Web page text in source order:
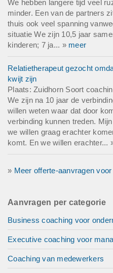
We hebben langere tijd veel
minder. Een van de partners
thuis ook veel spanning
situatie We zijn 10,5 jaar
kinderen; 7 ja... » meer
Relatietherapeut gezocht
kwijt zijn
Plaats: Zuidhorn Soort
We zijn na 10 jaar de
willen weten waar dat door
verbinding kunnen treden.
we willen graag erachter
komt. En we willen erachter...
» Meer offerte-aanvragen
Aanvragen per categorie
Business coaching voor
Executive coaching voor
Coaching van medewerkers